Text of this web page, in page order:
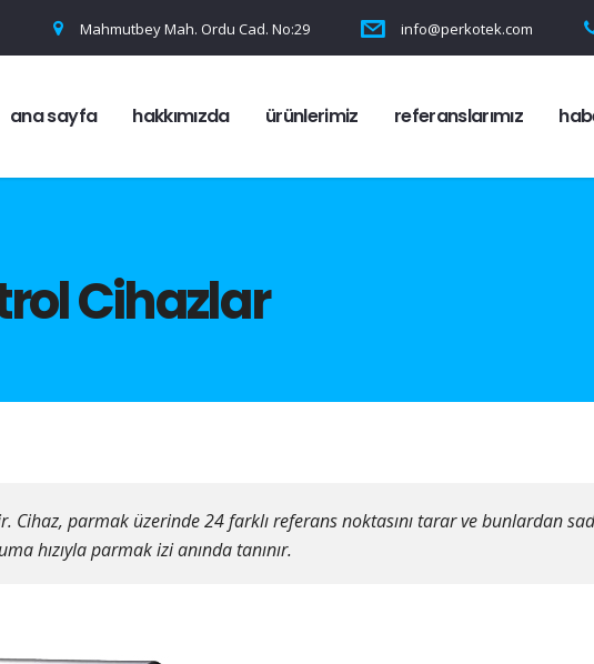
Mahmutbey Mah. Ordu Cad. No:29 info@perkotek.com
ana sayfa hakkımızda ürünlerimiz referanslarımız
Cihazlar
Cihaz, parmak üzerinde 24 farklı referans noktasını tarar ve bunlardan
hızıyla parmak izi anında tanınır.